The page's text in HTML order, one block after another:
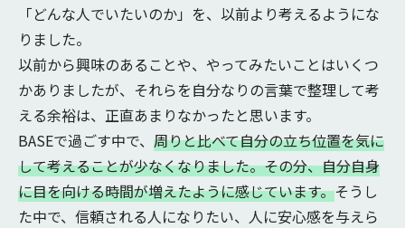
「どんな人でいたいのか」を、以前より考えるようにな
りました。
以前から興味のあることや、やってみたいことはいくつ
かありましたが、それらを自分なりの言葉で整理して考
える余裕は、正直あまりなかったと思います。
BASEで過ごす中で、 周りと比べて自分の立ち位置を気に
して考えることが少なくなりました。その分、自分自身
に目を向ける時間が増えたように感じています。そうし
た中で、信頼される人になりたい、人に安心感を与えら